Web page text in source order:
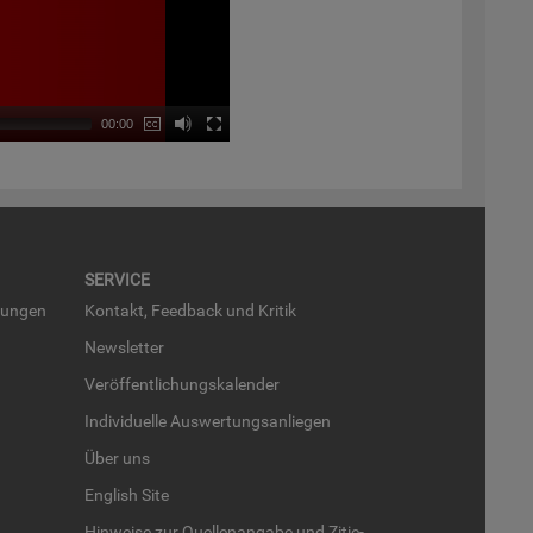
00:00
SER­VICE
Kon­takt, Feed­back und Kri­tik
News­let­ter
Ver­öf­fent­li­chungs­ka­len­der
In­di­vi­du­el­le Aus­wer­tungs­an­lie­gen
Über uns
English Site